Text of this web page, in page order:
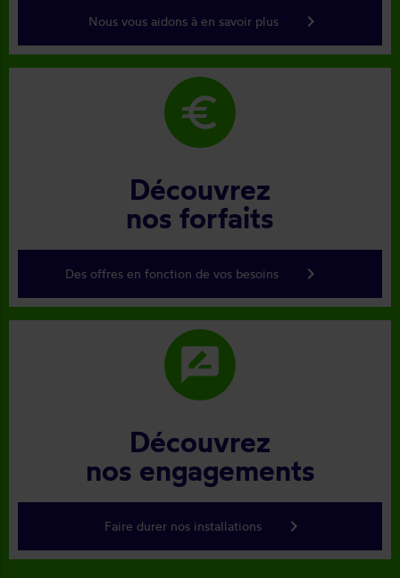
Nous vous aidons à en savoir plus keyboard_arrow_right
euro
Découvrez
nos forfaits
Des offres en fonction de vos besoins keyboard_arrow_right
rate_review
Découvrez
nos engagements
Faire durer nos installations keyboard_arrow_right